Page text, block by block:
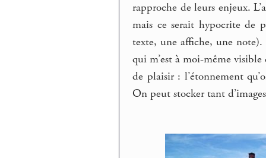
rapproche de leurs enjeux.
mais ce serait hypocrite de
texte, une affiche, une
qui m’est à moi-même
de plaisir : l’étonnement
On peut stocker tant